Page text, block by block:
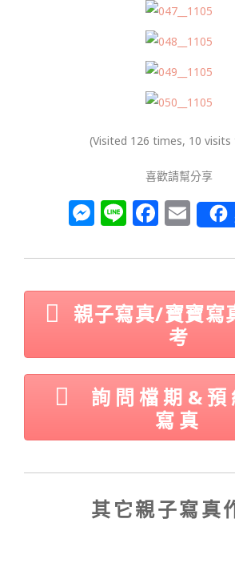
(Visited 126 times, 10 visits
喜歡請幫分享
M
ss
e
n
e
r
Li
e
F
c
e
b
o
o
k
E
m
ai
l
親子寫真/寶寶寫
考
詢問檔期&預
寫真
其它親子寫真